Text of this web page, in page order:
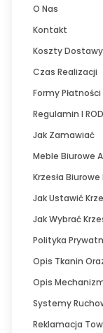
O Nas
Kontakt
Koszty Dostawy
Czas Realizacji
Formy Płatności
Regulamin I
Jak Zamawiać
Meble Biurowe
Krzesła
Jak Ustawić
Jak Wybrać
Polityka
Opis Tkanin
Opis
Systemy
Reklamacja